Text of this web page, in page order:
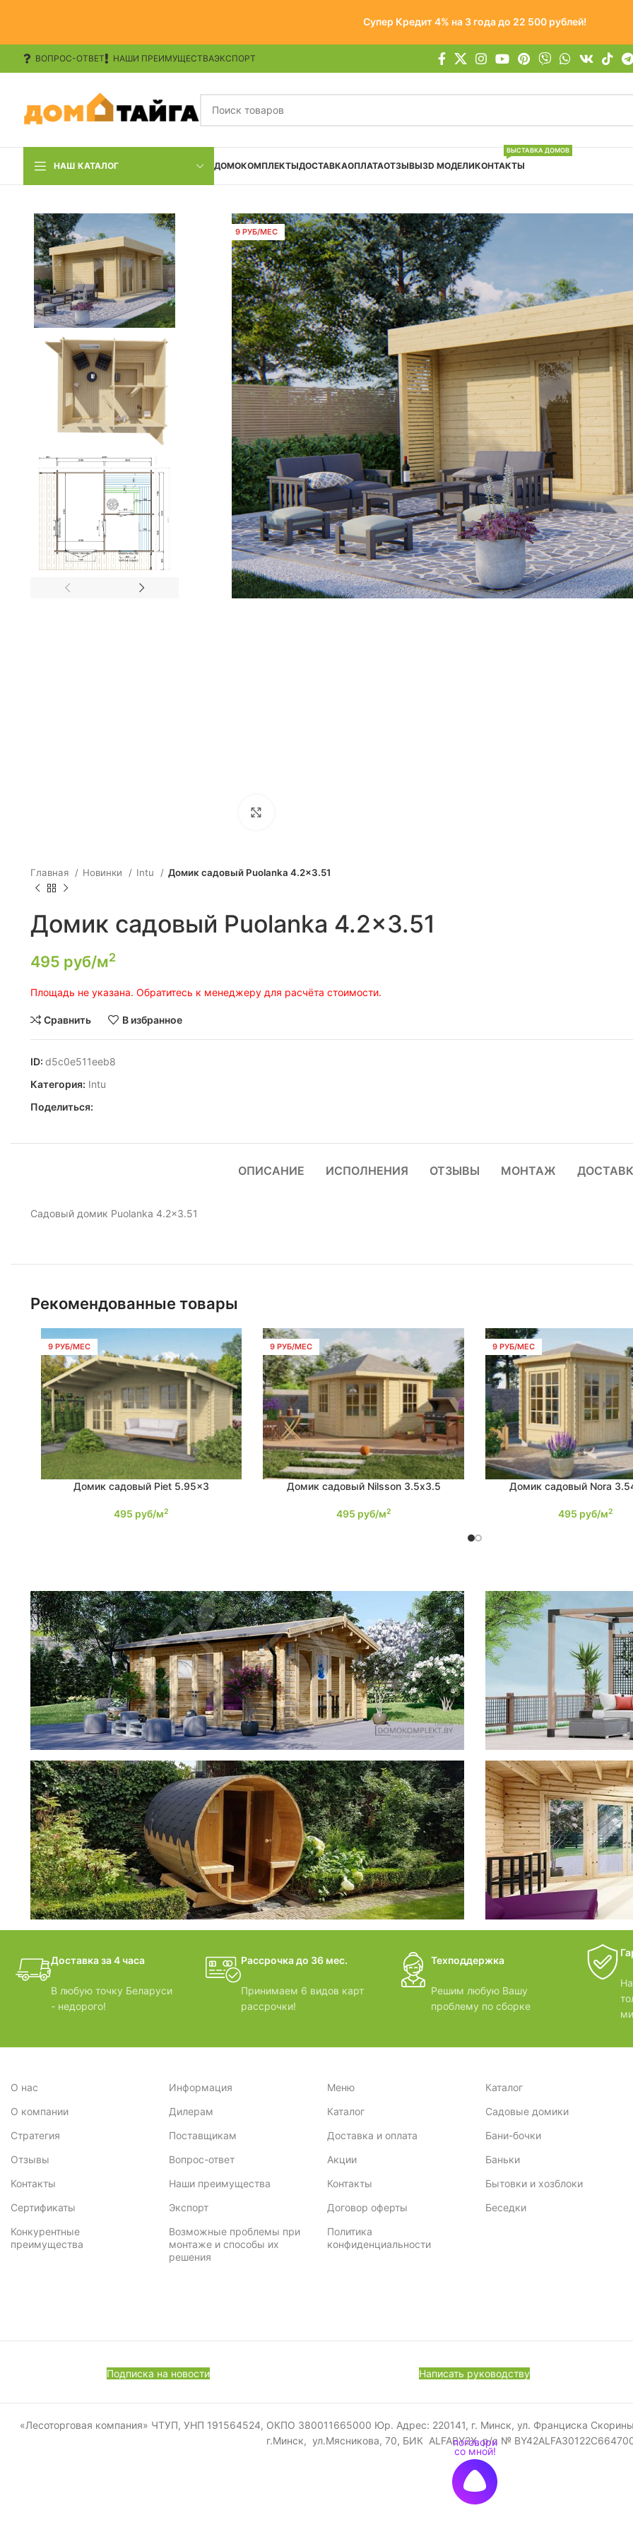
Супер Кредит 4% на 3 года до 22 500 рублей!
ВОПРОС-ОТВЕТ НАШИ ПРЕИМУЩЕСТВАЭКСПОРТ
НАШ КАТАЛОГ ДОМОКОМПЛЕКТЫДОСТАВКАОПЛАТАОТЗЫВЫ3D МОДЕЛИКОНТАКТЫ
ВЫСТАВКА ДОМОВ
9 РУБ/МЕС
Главная Новинки Intu Домик садовый Puolanka 4.2×3.51
Домик садовый Puolanka 4.2×3.51
495 руб/м2
Площадь не указана. Обратитесь к менеджеру для расчёта стоимости.
Сравнить В избранное
ID: d5c0e511eeb8
Категория: Intu
Поделиться:
ОПИСАНИЕ ИСПОЛНЕНИЯ ОТЗЫВЫ МОНТАЖ
Садовый домик Puolanka 4.2×3.51
Рекомендованные товары
9 РУБ/МЕС
ПОДРОБНЕЕДомик садовый Piet 5.95×3
495 руб/м2
9 РУБ/МЕС
ПОДРОБНЕЕ
Домик садовый Nilsson 3.5х3.5
495 руб/м2
9 РУБ/МЕС
ПОДРОБНЕЕ
Домик садовый Nora
495 руб/м2
фотогалерея
ДОМИКИ Беседки
фотогалерея
БАНИ-БОЧКИ
дачные
Доставка за 4 часа
В любую точку Беларуси
- недорого!
Рассрочка до 36 мес.
Принимаем 6 видов карт
рассрочки!
Техподдержка
Решим любую Вашу
проблему по сборке
О нас
О компании
Стратегия
Отзывы
Контакты
Сертификаты
Конкурентные
преимущества
Информация
Дилерам
Поставщикам
Вопрос-ответ
Наши преимущества
Экспорт
Возможные проблемы при
монтаже и способы их
решения
Меню
Каталог
Доставка и оплата
Акции
Контакты
Договор оферты
Политика
конфиденциальности
Каталог
Садовые домики
Бани-бочки
Баньки
Бытовки и хозблоки
Беседки
Подписка на новости Написать руководству
«Лесоторговая компания» ЧТУП, УНП 191564524, ОКПО 380011665000 Юр. Адрес: 220141, г. Минск, ул. Франциска
г.Минск, ул.Мясникова, 70, БИК ALFABY2X, р/с №